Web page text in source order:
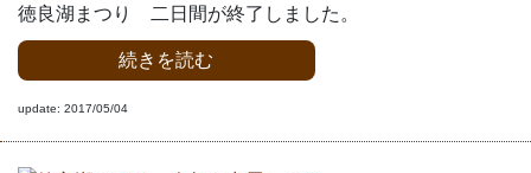
徳良湖まつり 二日間が終了しました。
続きを読む
update: 2017/05/04